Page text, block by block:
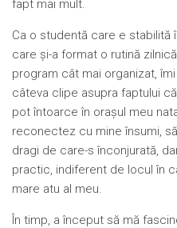
fapt mai mult.
Ca o studentă care e stabilită
care și-a format o rutină
program cât mai organizat,
câteva clipe asupra faptului
pot întoarce în orașul meu
reconectez cu mine însumi,
dragi de care-s înconjurată,
practic, indiferent de locul în
mare atu al meu.
În timp, a început să mă